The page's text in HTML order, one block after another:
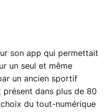
son app qui permettait
un seul et même
un ancien sportif
dans plus de 80
du tout-numérique